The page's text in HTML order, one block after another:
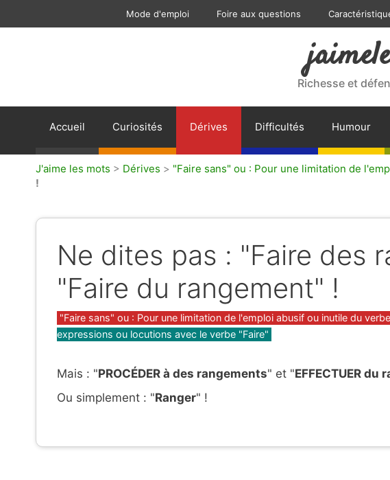
Mode d'emploi Foire aux questions
Richesse et
Accueil Curiosités Dérives Difficultés Humour
J'aime les mots > Dérives > "Faire sans" ou : Pour une limitation de
!
Ne dites pas : "Faire des
"Faire du rangement" !
Catégories
"Faire sans" ou : Pour une limitation de l'emploi abusif ou inutile du
expressions ou locutions avec le verbe "Faire"
Mais : "PROCÉDER à des rangements" et "EFFECTUER du
Ou simplement : "Ranger" !